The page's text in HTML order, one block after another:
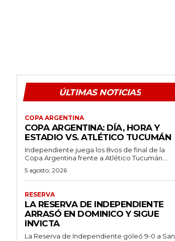
ÚLTIMAS NOTICIAS
COPA ARGENTINA
COPA ARGENTINA: DÍA, HORA Y
ESTADIO VS. ATLÉTICO TUCUMÁN
Independiente juega los 8vos de final de la
Copa Argentina frente a Atlético Tucumán....
5 agosto, 2026
RESERVA
LA RESERVA DE INDEPENDIENTE
ARRASÓ EN DOMINICO Y SIGUE
INVICTA
La Reserva de Independiente goleó 9-0 a San